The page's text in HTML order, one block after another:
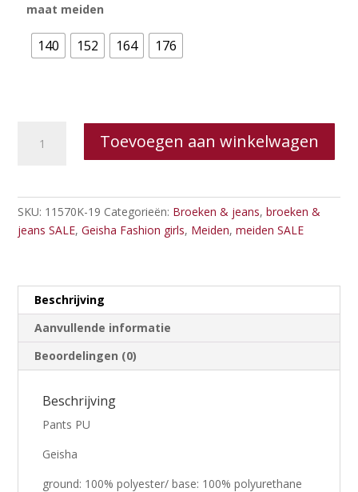
maat meiden
140 152 164 176
Pants
Toevoegen aan winkelwagen
SKU: 11570K-19 Categorieën: Broeken & jeans,broeken &
jeans SALE,Geisha Fashion girls, Meiden,meiden SALE
Beschrijving
Aanvullende informatie
Beoordelingen (0)
Beschrijving
Pants PU
Geisha
ground: 100% polyester/ base: 100% polyurethane